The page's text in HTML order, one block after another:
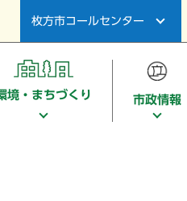
枚方市コールセンター
境・まちづくり 市政情報